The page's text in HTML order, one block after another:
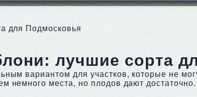
для Подмосковья
лучшие сорта
вариантом для участков, которые не
немного места, но плодов дают